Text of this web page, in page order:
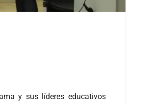
y sus líderes educativos